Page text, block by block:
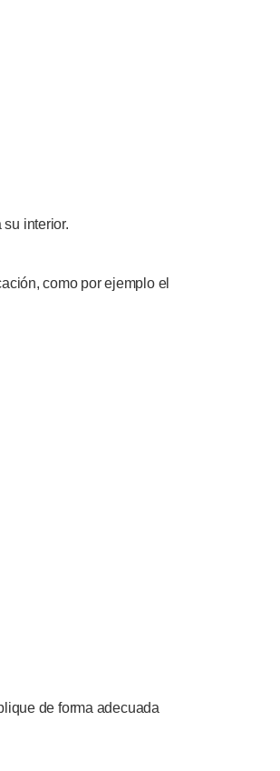
su interior.
como por ejemplo el
de forma adecuada